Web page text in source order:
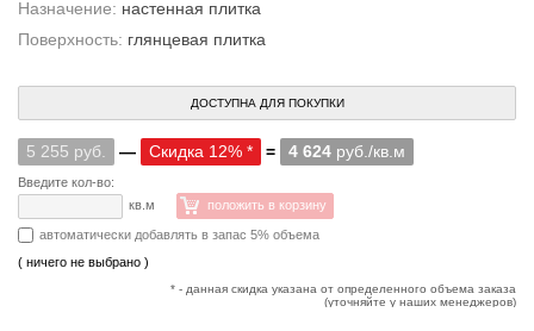
Назначение: настенная плитка
Поверхность: глянцевая плитка
ДОСТУПНА ДЛЯ ПОКУПКИ
5 255 руб. — Скидка 12% * = 4 624 руб./кв.м
Введите кол-во:
кв.м
положить в корзину
автоматически добавлять в запас 5% объема
( ничего не выбрано )
* - данная скидка указана от определенного объема заказа
(уточняйте у наших менеджеров)